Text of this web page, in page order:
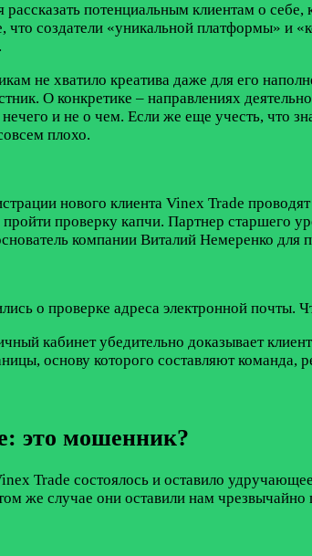
рассказать потенциальным клиентам о
что создатели «уникальной платформы» и
не хватило креатива даже для его
О конкретике – направлениях
и не о чем. Если же еще учесть, что
плохо.
нового клиента Vinex Trade
проверку капчи. Партнер старшего
компании Виталий Немеренко для
о проверке адреса электронной почты.
кабинет убедительно доказывает
основу которого составляют команда,
это мошенник?
Trade состоялось и оставило
же случае они оставили нам